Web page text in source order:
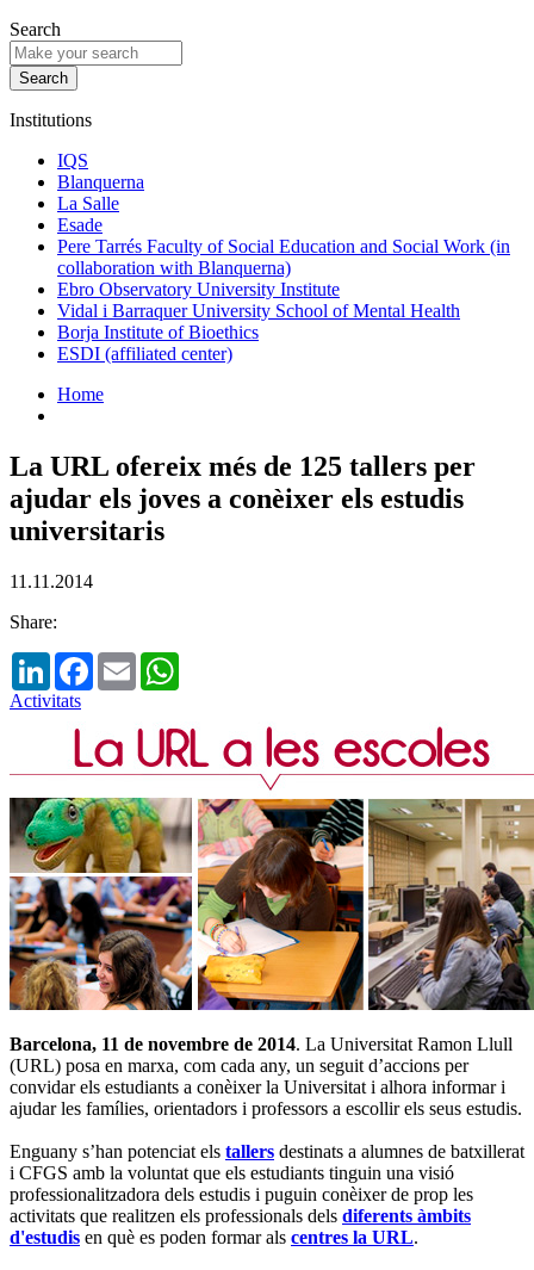
Search
Institutions
IQS
Blanquerna
La Salle
Esade
Pere Tarrés Faculty of Social Education and Social Work (in
collaboration with Blanquerna)
Ebro Observatory University Institute
Vidal i Barraquer University School of Mental Health
Borja Institute of Bioethics
ESDI (affiliated center)
Home
La URL ofereix més de 125 tallers per
ajudar els joves a conèixer els estudis
universitaris
11.11.2014
Share:
LinkedInFacebook
Email
Activitats
Barcelona, 11 de novembre de 2014. La Universitat Ramon Llull
(URL) posa en marxa, com cada any, un seguit d’accions per
convidar els estudiants a conèixer la Universitat i alhora informar i
ajudar les famílies, orientadors i professors a escollir els seus estudis.
Enguany s’han potenciat els tallers destinats a alumnes de batxillerat
i CFGS amb la voluntat que els estudiants tinguin una visió
professionalitzadora dels estudis i puguin conèixer de prop les
activitats que realitzen els professionals dels diferents àmbits
d'estudis en què es poden formar als centres la URL.